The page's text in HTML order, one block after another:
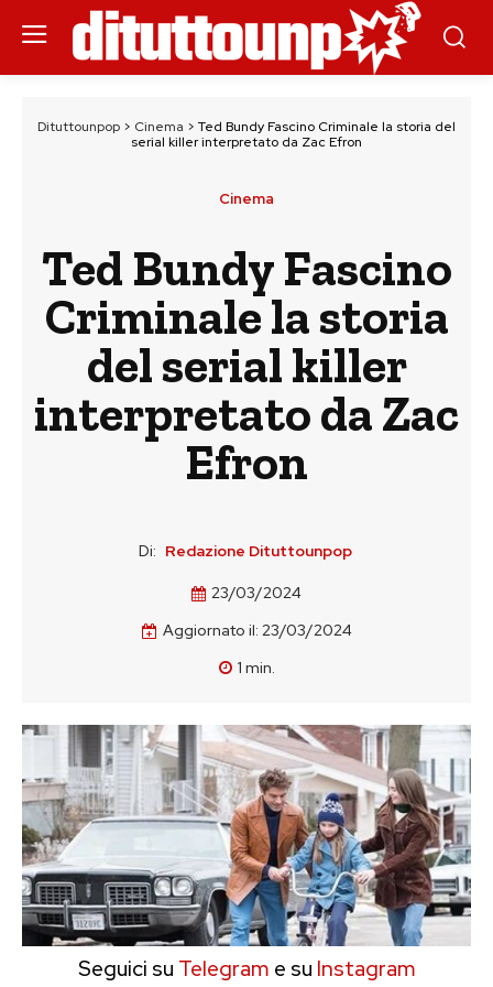
Dituttounpop > Cinema > Ted Bundy Fascino Criminale la storia del
serial killer interpretato da Zac Efron
Cinema
Ted Bundy Fascino
Criminale la storia
del serial killer
interpretato da Zac
Efron
Di: Redazione Dituttounpop
23/03/2024
Aggiornato il: 23/03/2024
1 min.
Seguici su Telegram e su Instagram